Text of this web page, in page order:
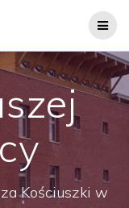
Kościuszki w